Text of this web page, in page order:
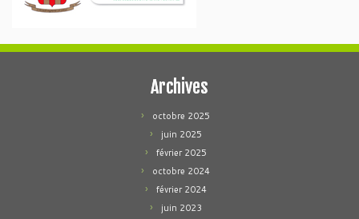
Archives
octobre 2025
juin 2025
février 2025
octobre 2024
février 2024
juin 2023